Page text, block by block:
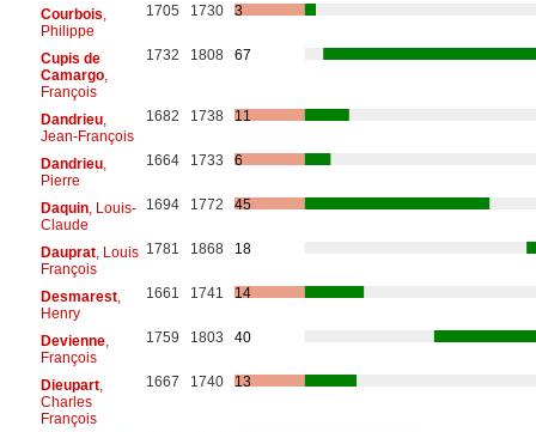
Courbois
Philippe
1705 1730 3
Cupis de
Camargo,
François
1732 1808 67
Dandrieu,
Jean-François
1682 1738 11
Dandrieu,
Pierre
1664 1733 6
Daquin, Louis-
Claude
1694 1772 45
Dauprat, Louis
François
1781 1868 18
Desmarest,
Henry
1661 1741 14
Devienne,
François
1759 1803 40
Dieupart,
Charles
François
1667 1740 13